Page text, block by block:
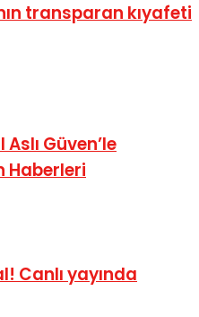
transparan kıyafeti
Aslı Güven’le
Haberleri
Canlı yayında